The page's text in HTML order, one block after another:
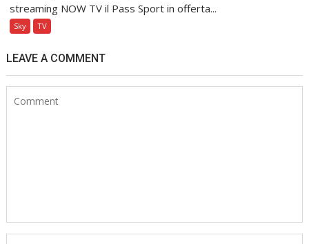
streaming NOW TV il Pass Sport in offerta...
Sky TV
LEAVE A COMMENT